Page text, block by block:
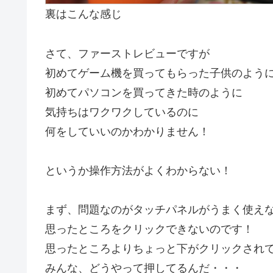
裏はこんな感じ
さて、ファーストレビューですが
初めてゲーム機を買ってもらった子供のよう
初めてパソコンを買ってきた時のように
気持ちはワクワクしているのに
何をしていいのかわかりません！
というか操作方法がよくわからない！
まず、問題なのがタッチパネルがうまく使え
思ったところをクリックできないのです！
思ったところよりちょっと下がクリックされ
みんな、どうやって押してるんだ・・・